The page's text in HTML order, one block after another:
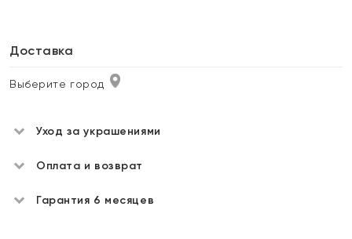
Доставка
Выберите город
Уход за украшениями
Оплата и возврат
Гарантия 6 месяцев